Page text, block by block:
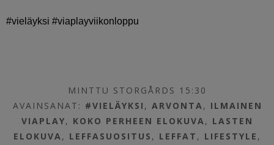
#vieläyksi #viaplayviikonloppu
MINTTU STORGÅRDS 15:30
AVAINSANAT: #VIELÄYKSI , ARVONTA, ILMAINEN
VIAPLAY, KOKO PERHEEN ELOKUVA, LASTEN
ELOKUVA, LEFFASUOSITUS , LEFFAT , LIFESTYLE ,